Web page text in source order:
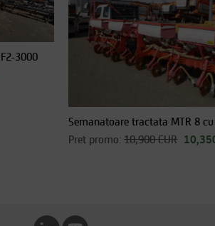
3000
Semanatoare tractata MTR 8
Pret promo:10,900 EUR